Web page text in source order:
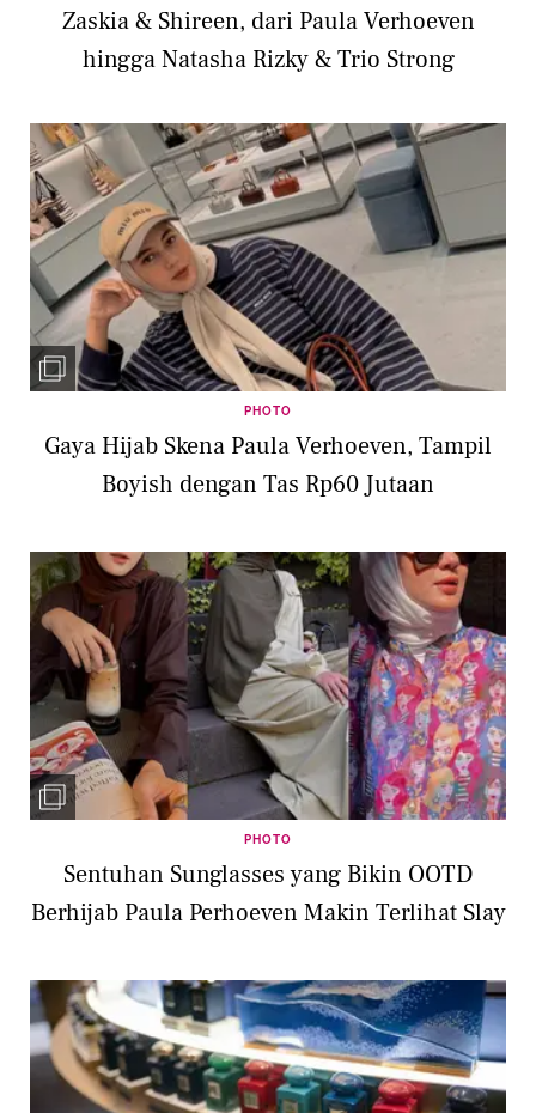
Zaskia & Shireen, dari Paula Verhoeven
hingga Natasha Rizky & Trio Strong
PHOTO
Gaya Hijab Skena Paula Verhoeven, Tampil
Boyish dengan Tas Rp60 Jutaan
PHOTO
Sentuhan Sunglasses yang Bikin OOTD
Berhijab Paula Perhoeven Makin Terlihat Slay